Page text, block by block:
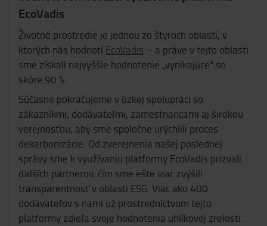
EcoVadis
Životné prostredie je jednou zo štyroch oblastí, v
ktorých nás hodnotí EcoVadis – a práve v tejto oblasti
sme získali najvyššie hodnotenie „vynikajúce“ so
skóre 90 %.
Súčasne pokračujeme v úzkej spolupráci so
zákazníkmi, dodávateľmi, zamestnancami aj širokou
verejnosťou, aby sme spoločne urýchlili proces
dekarbonizácie. Od zverejnenia našej poslednej
správy sme k využívaniu platformy EcoVadis prizvali
ďalších partnerov, čím sme ešte viac zvýšili
transparentnosť v oblasti ESG. Viac ako 400
dodávateľov s nami už prostredníctvom tejto
platformy zdieľa svoje hodnotenia uhlíkovej zrelosti.